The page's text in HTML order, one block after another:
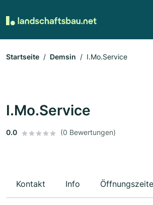
Startseite Demsin I.Mo.Service
I.Mo.Service
0.0 (0 Bewertungen)
Kontakt Info